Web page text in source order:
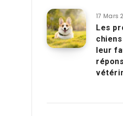
17 Mars
Les
leur